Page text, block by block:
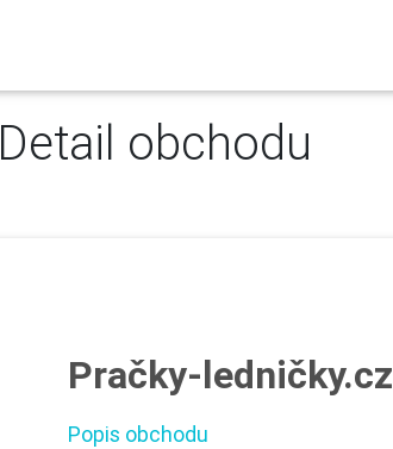
Detail obchodu
Pračky-ledničky.cz
Popis obchodu